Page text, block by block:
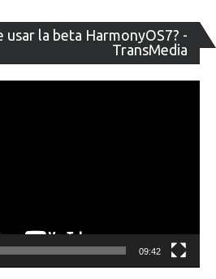
usar la beta HarmonyOS7? -
TransMedia
de
09:42